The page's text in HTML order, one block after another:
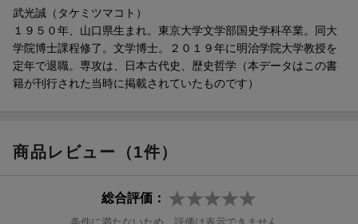
銅鐸／高度な鉄工技術で作られた巨大な「蛇行剣」と「盾型銅
鏡」-富雄丸山古墳／応神天皇がはたした百済との友好関係を裏づ
ける証拠ー土師ニサンザイ古墳／朝鮮半島からの大量の移民によ
る革新的な技術の拡大ー覚張氏の新説）／第四章 蘇我氏の強大
な勢力と天皇制の誕生（飛鳥時代）（政権内の高い事務処理能力
らしたものー中尾山古墳／「乙巳の変」以前から飛鳥に存在した
武光誠（タケミツマコト）
１９５０年、山口県生まれ。東京大学文学部国史学科卒業。同大
学院博士課程修了。文学博士。２０１９年に明治学院大学教授を
定年で退職。専攻は、日本古代史、歴史哲学（本データはこの書
籍が刊行された当時に掲載されていたものです）
商品レビュー（1件）
総合評価：